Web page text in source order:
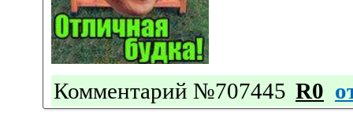
Комментарий №707445 R0